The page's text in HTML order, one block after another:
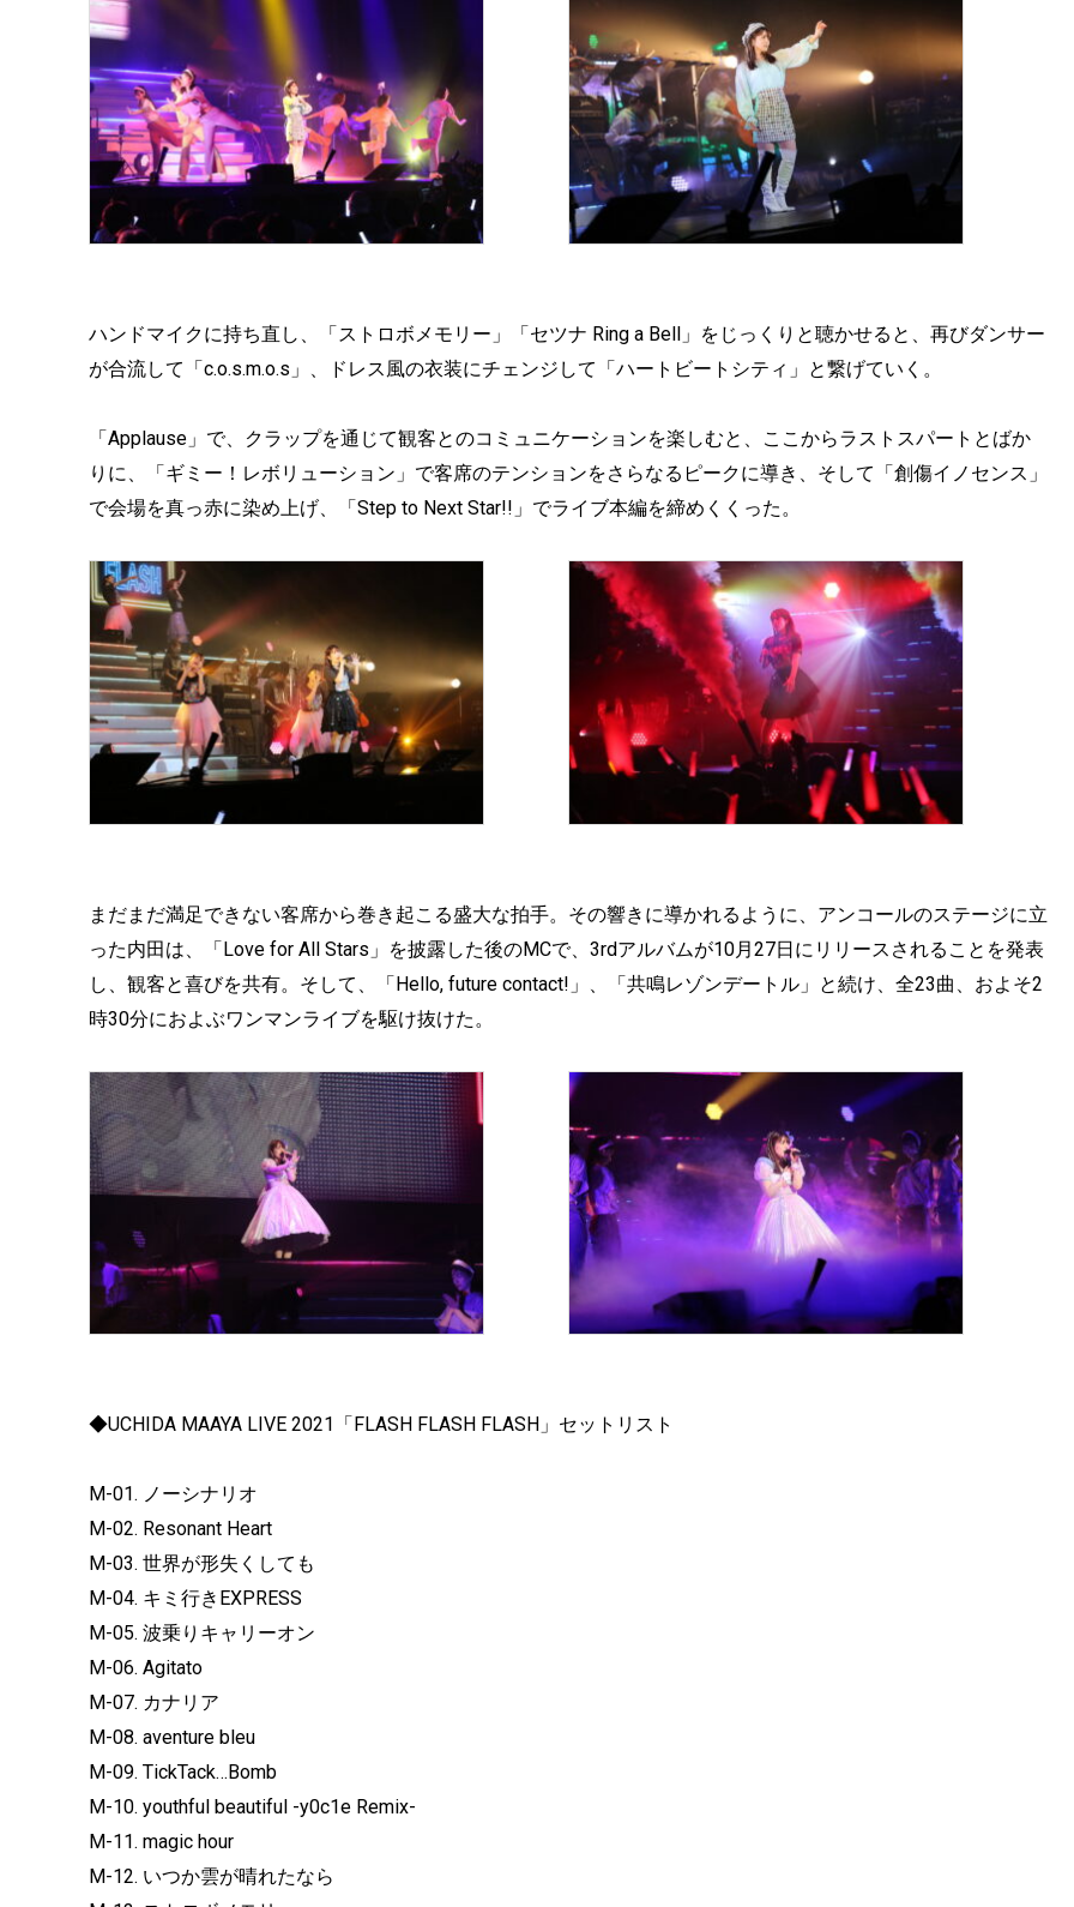
ハンドマイクに持ち直し、「ストロボメモリー」「セツナ Ring a Bell」をじっくりと聴かせると、再びダンサー
が合流して「c.o.s.m.o.s」、ドレス風の衣装にチェンジして「ハートビートシティ」と繋げていく。
「Applause」で、クラップを通じて観客とのコミュニケーションを楽しむと、ここからラストスパートとばか
りに、「ギミー！レボリューション」で客席のテンションをさらなるピークに導き、そして「創傷イノセンス」
で会場を真っ赤に染め上げ、「Step to Next Star!!」でライブ本編を締めくくった。
まだまだ満足できない客席から巻き起こる盛大な拍手。その響きに導かれるように、アンコールのステージに立
った内田は、「Love for All Stars」を披露した後のMCで、3rdアルバムが10月27日にリリースされることを発表
し、観客と喜びを共有。そして、「Hello, future contact!」、「共鳴レゾンデートル」と続け、全23曲、およそ2
時30分におよぶワンマンライブを駆け抜けた。
◆UCHIDA MAAYA LIVE 2021「FLASH FLASH FLASH」セットリスト
M-01. ノーシナリオ
M-02. Resonant Heart
M-03. 世界が形失くしても
M-04. キミ行きEXPRESS
M-05. 波乗りキャリーオン
M-06. Agitato
M-07. カナリア
M-08. aventure bleu
M-09. TickTack…Bomb
M-10. youthful beautiful -y0c1e Remix-
M-11. magic hour
M-12. いつか雲が晴れたなら